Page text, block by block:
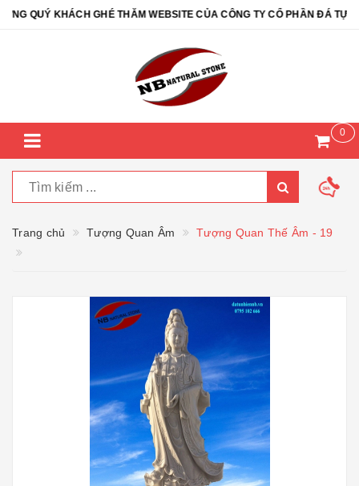
QUÝ KHÁCH GHÉ THĂM WEBSITE CỦA CÔNG TY CỔ PHẦN ĐÁ TỰ
0
Trang chủ Tượng Quan Âm Tượng Quan Thế Âm - 19